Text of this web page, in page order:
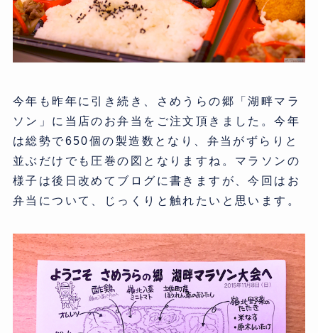
今年も昨年に引き続き、さめうらの郷「湖畔マラ
ソン」に当店のお弁当をご注文頂きました。今年
は総勢で650個の製造数となり、弁当がずらりと
並ぶだけでも圧巻の図となりますね。マラソンの
様子は後日改めてブログに書きますが、今回はお
弁当について、じっくりと触れたいと思います。